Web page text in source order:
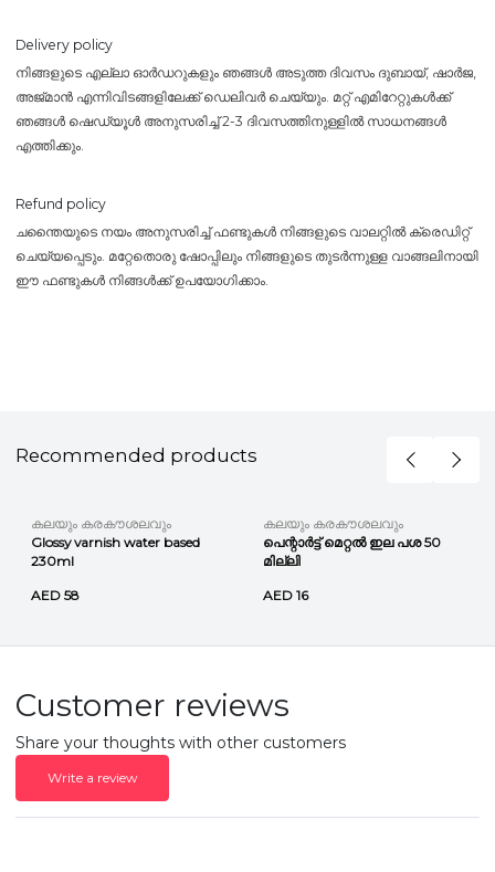
Delivery policy
നിങ്ങളുടെ എല്ലാ ഓർഡറുകളും ഞങ്ങൾ അടുത്ത ദിവസം ദുബായ്, ഷാർജ,
അജ്മാൻ എന്നിവിടങ്ങളിലേക്ക് ഡെലിവർ ചെയ്യും. മറ്റ് എമിറേറ്റുകൾക്ക്
ഞങ്ങൾ ഷെഡ്യൂൾ അനുസരിച്ച് 2-3 ദിവസത്തിനുള്ളിൽ സാധനങ്ങൾ
എത്തിക്കും.
Refund policy
ചന്തൈയുടെ നയം അനുസരിച്ച് ഫണ്ടുകൾ നിങ്ങളുടെ വാലറ്റിൽ ക്രെഡിറ്റ്
ചെയ്യപ്പെടും. മറ്റേതൊരു ഷോപ്പിലും നിങ്ങളുടെ തുടർന്നുള്ള വാങ്ങലിനായി
ഈ ഫണ്ടുകൾ നിങ്ങൾക്ക് ഉപയോഗിക്കാം.
Recommended products
കലയും കരകൗശലവും
Glossy varnish water based
230ml
AED 58
കലയും കരകൗശലവും
പെന്റാർട്ട് മെറ്റൽ ഇല പശ 50
മില്ലി
AED 16
Customer reviews
Share your thoughts with other customers
Write a review